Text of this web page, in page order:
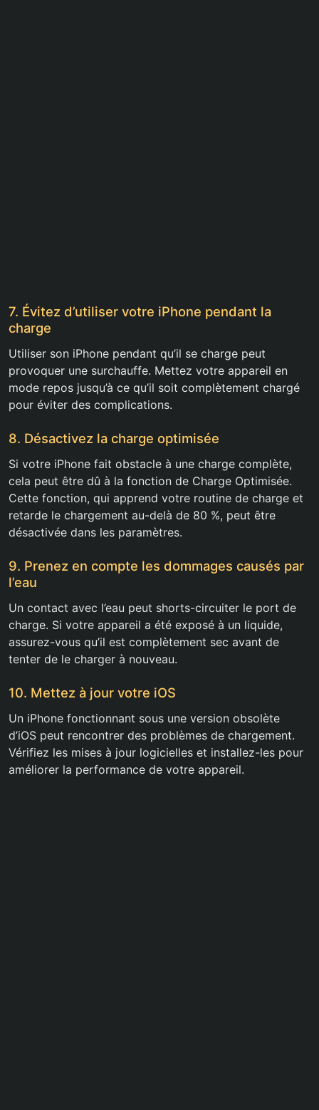
7. Évitez d’utiliser votre iPhone pendant la
charge
Utiliser son iPhone pendant qu’il se charge peut
provoquer une surchauffe. Mettez votre appareil en
mode repos jusqu’à ce qu’il soit complètement chargé
pour éviter des complications.
8. Désactivez la charge optimisée
Si votre iPhone fait obstacle à une charge complète,
cela peut être dû à la fonction de Charge Optimisée.
Cette fonction, qui apprend votre routine de charge et
retarde le chargement au-delà de 80 %, peut être
désactivée dans les paramètres.
9. Prenez en compte les dommages causés par
l’eau
Un contact avec l’eau peut shorts-circuiter le port de
charge. Si votre appareil a été exposé à un liquide,
assurez-vous qu’il est complètement sec avant de
tenter de le charger à nouveau.
10. Mettez à jour votre iOS
Un iPhone fonctionnant sous une version obsolète
d’iOS peut rencontrer des problèmes de chargement.
Vérifiez les mises à jour logicielles et installez-les pour
améliorer la performance de votre appareil.